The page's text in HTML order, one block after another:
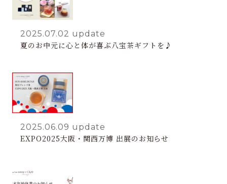
2025.07.02 update
夏のお中元に心と体が喜ぶ八宝茶ギフトを♪
2025.06.09 update
EXPO2025大阪・関西万博 出展のお知らせ